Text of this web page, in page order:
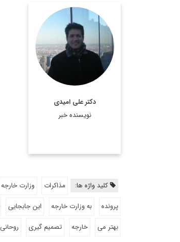
دکتر علی امیدی
نویسنده خبر
استادیار روابط بین الملل
دانشگاه اصفهان
اطلاعات بیشتر
کلید واژه ها: مذاکرات وزارت خارجه
پرونده
به وزارت خارجه این جابجایی
بهتر می
خارجه تصمیم گیری روحانی